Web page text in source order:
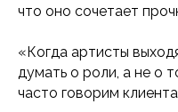
что оно сочетает
«Когда артисты
думать о роли, а не о
часто говорим